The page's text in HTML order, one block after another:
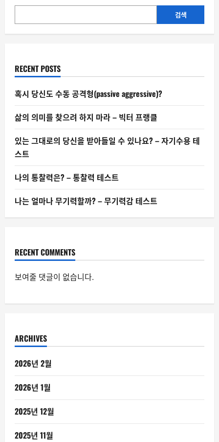
으
하
마
터
프
랭
검색
RECENT POSTS
혹시 당신도 수동 공격형(passive aggressive)?
삶의 의미를 찾으려 하지 마라 – 빅터 프랭클
있는 그대로의 당신을 받아들일 수 있나요? – 자기수용 테
스트
나의 통찰력은? – 통찰력 테스트
나는 얼마나 무기력할까? – 무기력감 테스트
RECENT COMMENTS
보여줄 댓글이 없습니다.
ARCHIVES
2026년 2월
2026년 1월
2025년 12월
2025년 11월